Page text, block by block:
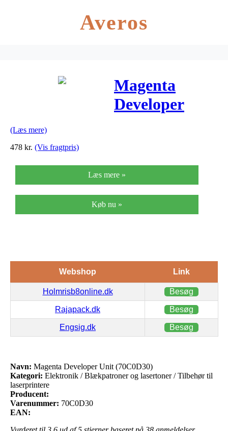
Averos
Magenta
Developer
(Læs mere)
478 kr. (Vis fragtpris)
Læs mere »
Køb nu »
Webshop Link
Holmrisb8online.dk Besøg
Rajapack.dk Besøg
Engsig.dk Besøg
Navn: Magenta Developer Unit (70C0D30)
Kategori: Elektronik / Blækpatroner og lasertoner / Tilbehør til
laserprintere
Producent:
Varenummer: 70C0D30
EAN: